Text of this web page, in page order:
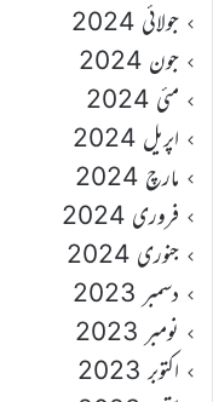
جولائی 2024
جون 2024
مئی 2024
اپریل 2024
مارچ 2024
فروری 2024
جنوری 2024
دسمبر 2023
نومبر 2023
اکتوبر 2023